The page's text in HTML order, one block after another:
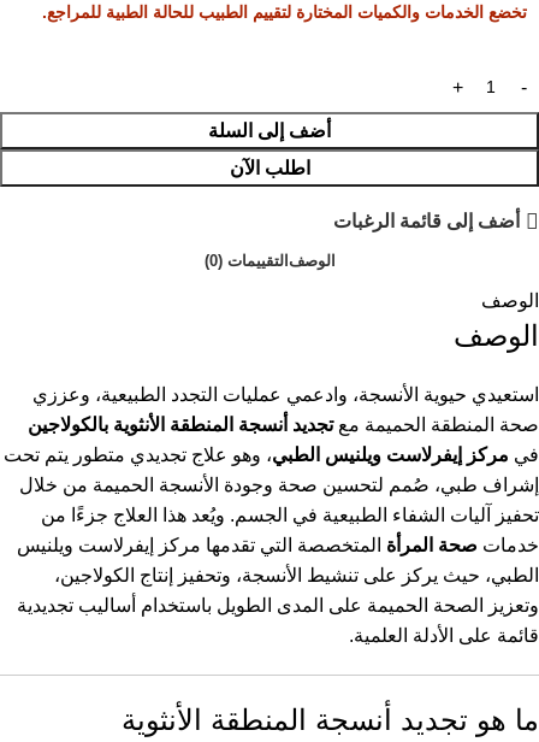
أضف إلى السلة
اطلب الآن
تخضع الخدمات والكميات المختارة لتقييم الطبيب للحالة الطبية للمراجع.
أضف إلى قائمة الرغبات
الوصف التقييمات (0)
الوصف
الوصف
استعيدي حيوية الأنسجة، وادعمي عمليات التجدد الطبيعية، وعززي
صحة المنطقة الحميمة معتجديد أنسجة المنطقة الأنثوية بالكولاجين
في مركز إيفرلاست ويلنيس الطبي، وهو علاج تجديدي متطور يتم تحت
إشراف طبي، صُمم لتحسين صحة وجودة الأنسجة الحميمة من خلال
تحفيز آليات الشفاء الطبيعية في الجسم. ويُعد هذا العلاج جزءًا من
خدمات صحة المرأة المتخصصة التي تقدمها مركز إيفرلاست ويلنيس
الطبي، حيث يركز على تنشيط الأنسجة، وتحفيز إنتاج الكولاجين،
وتعزيز الصحة الحميمة على المدى الطويل باستخدام أساليب تجديدية
قائمة على الأدلة العلمية.
ما هو تجديد أنسجة المنطقة الأنثوية